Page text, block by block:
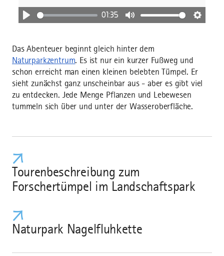
Abspielen
01:35
Stummschaltung
Das Abenteuer beginnt gleich hinter dem
Naturparkzentrum. Es ist nur ein kurzer Fußweg und
schon erreicht man einen kleinen belebten Tümpel. Er
sieht zunächst ganz unscheinbar aus - aber es gibt viel
zu entdecken. Jede Menge Pflanzen und Lebewesen
tummeln sich über und unter der Wasseroberfläche.
Tourenbeschreibung zum
Forschertümpel im Landschaftspark
Naturpark Nagelfluhkette